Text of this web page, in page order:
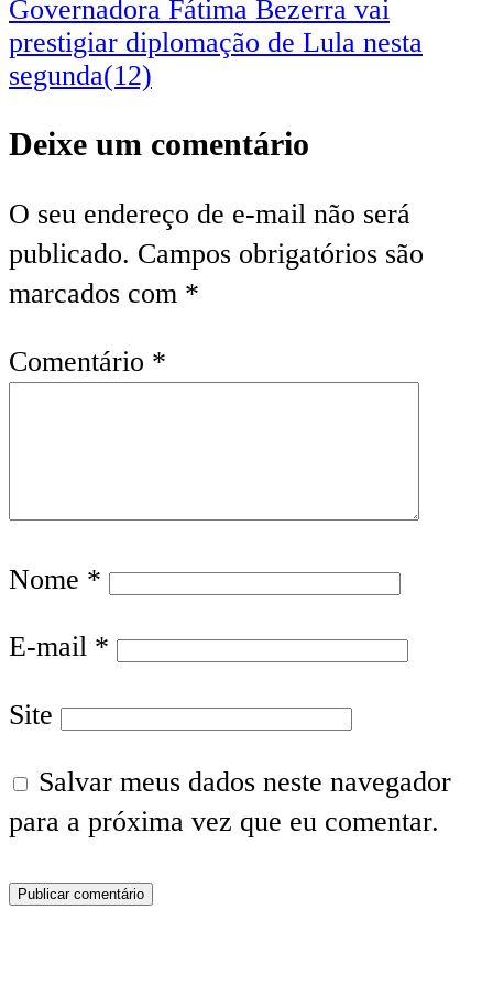
Governadora Fátima Bezerra vai
prestigiar diplomação de Lula nesta
segunda(12)
Deixe um comentário
O seu endereço de e-mail não será
publicado. Campos obrigatórios são
marcados com *
Comentário *
Nome *
E-mail *
Site
Salvar meus dados neste navegador
para a próxima vez que eu comentar.